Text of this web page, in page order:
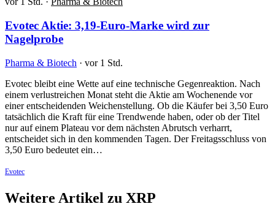
Evotec Aktie: 3,19-Euro-Marke wird zur
Nagelprobe
Pharma & Biotech · vor 1 Std.
Evotec bleibt eine Wette auf eine technische Gegenreaktion. Nach
einem verlustreichen Monat steht die Aktie am Wochenende vor
einer entscheidenden Weichenstellung. Ob die Käufer bei 3,50 Euro
tatsächlich die Kraft für eine Trendwende haben, oder ob der Titel
nur auf einem Plateau vor dem nächsten Abrutsch verharrt,
entscheidet sich in den kommenden Tagen. Der Freitagsschluss von
3,50 Euro bedeutet ein…
Evotec
Weitere Artikel zu XRP